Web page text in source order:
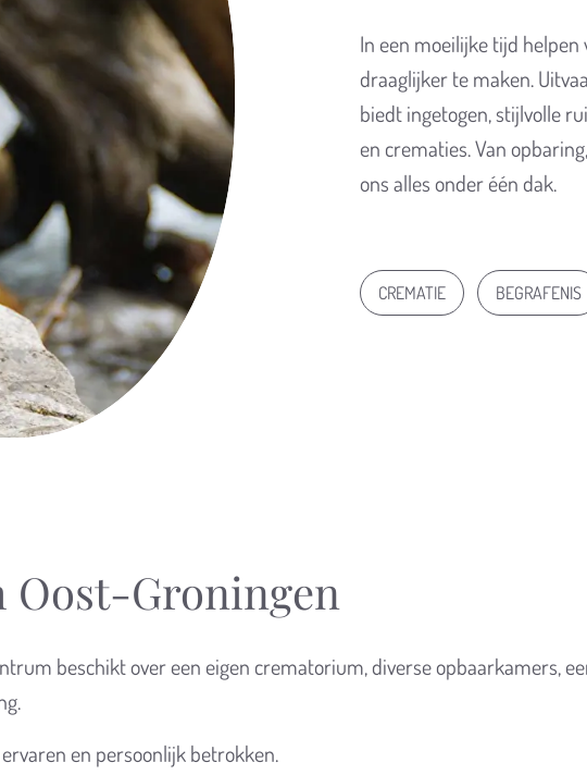
In een moeilijke tijd
draaglijker te maken.
biedt ingetogen, stijlvolle
en crematies. Van
ons alles onder één dak.
CREMATIE BEGRAFENIS
Groningen
beschikt over een eigen crematorium, diverse opbaarkamers,
en persoonlijk betrokken.